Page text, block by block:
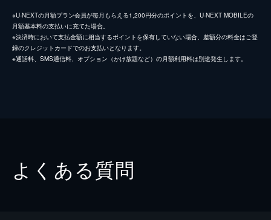
※U-NEXTの月額プラン会員が毎月もらえる1,200円分のポイントを、U-NEXT MOBILEの
月額基本料の支払いに充てた場合。
※決済時において支払金額に相当するポイントを保有していない場合、差額分の料金はご登
録のクレジットカードでのお支払いとなります。
※通話料、SMS通信料、オプション（かけ放題など）の月額利用料は別途発生します。
よくある質問